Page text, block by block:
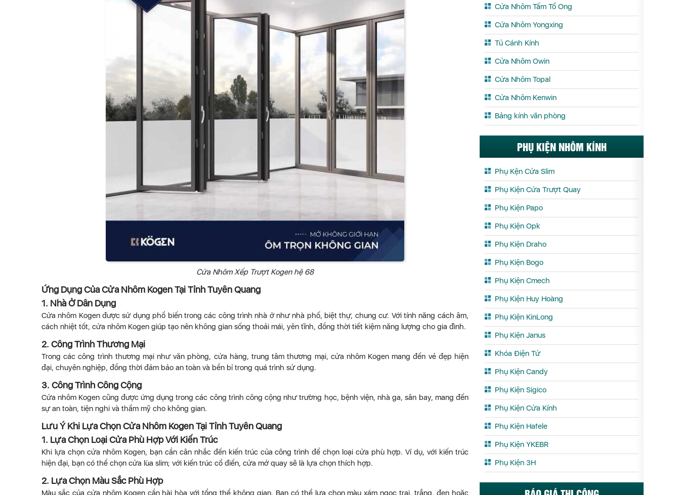
Cửa Nhôm Xếp Trượt Kogen hệ 68
Ứng Dụng Của Cửa Nhôm Kogen Tại Tỉnh Tuyên Quang
1. Nhà Ở Dân Dụng
Cửa nhôm Kogen được sử dụng phổ biến trong các công trình nhà ở như nhà phố, biệt thự, chung cư. Với tính năng cách âm,
cách nhiệt tốt, cửa nhôm Kogen giúp tạo nên không gian sống thoải mái, yên tĩnh, đồng thời tiết kiệm năng lượng cho gia đình.
2. Công Trình Thương Mại
Trong các công trình thương mại như văn phòng, cửa hàng, trung tâm thương mại, cửa nhôm Kogen mang đến vẻ đẹp hiện
đại, chuyên nghiệp, đồng thời đảm bảo an toàn và bền bỉ trong quá trình sử dụng.
3. Công Trình Công Cộng
Cửa nhôm Kogen cũng được ứng dụng trong các công trình công cộng như trường học, bệnh viện, nhà ga, sân bay, mang đến
sự an toàn, tiện nghi và thẩm mỹ cho không gian.
Lưu Ý Khi Lựa Chọn Cửa Nhôm Kogen Tại Tỉnh Tuyên Quang
1. Lựa Chọn Loại Cửa Phù Hợp Với Kiến Trúc
Khi lựa chọn cửa nhôm Kogen, bạn cần cân nhắc đến kiến trúc của công trình để chọn loại cửa phù hợp. Ví dụ, với kiến trúc
hiện đại, bạn có thể chọn cửa lùa slim; với kiến trúc cổ điển, cửa mở quay sẽ là lựa chọn thích hợp.
2. Lựa Chọn Màu Sắc Phù Hợp
Màu sắc của cửa nhôm Kogen cần hài hòa với tổng thể không gian. Bạn có thể lựa chọn màu xám ngọc trai, trắng, đen hoặc
Cửa Nhôm Tấm Tổ Ong
Cửa Nhôm Yongxing
Tủ Cánh Kính
Cửa Nhôm Owin
Cửa Nhôm Topal
Cửa Nhôm Kenwin
Bảng kính văn phòng
PHỤ KIỆN NHÔM KÍNH
Phụ Kện Cửa Slim
Phụ Kiện Cửa Trượt Quay
Phụ Kiện Papo
Phụ Kiện Opk
Phụ Kiện Draho
Phụ Kiện Bogo
Phụ Kiện Cmech
Phụ Kiện Huy Hoàng
Phụ Kiện KinLong
Phụ Kiện Janus
Khóa Điện Tử
Phụ Kiện Candy
Phụ Kiện Sigico
Phụ Kiện Cửa Kính
Phụ Kiện Hafele
Phụ Kiện YKEBR
Phụ Kiện 3H